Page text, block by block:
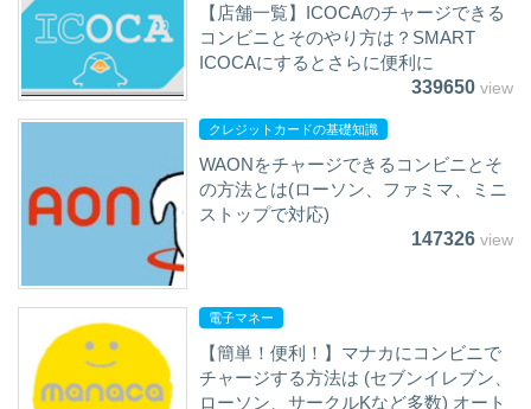
【店舗一覧】ICOCAのチャージできる
コンビニとそのやり方は？SMART
ICOCAにするとさらに便利に
339650view
クレジットカードの基礎知識
WAONをチャージできるコンビニとそ
の方法とは(ローソン、ファミマ、ミニ
ストップで対応)
147326view
電子マネー
【簡単！便利！】マナカにコンビニで
チャージする方法は (セブンイレブン、
ローソン、サークルKなど多数) オート